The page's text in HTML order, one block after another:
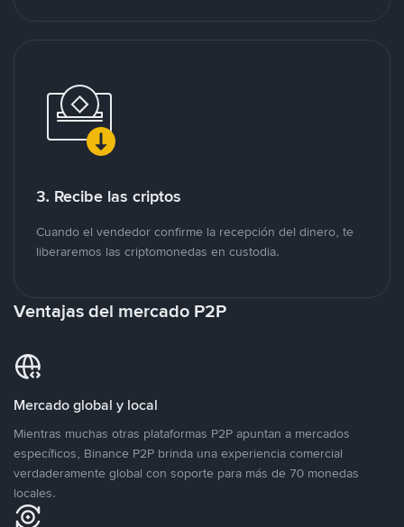
3. Recibe las criptos
Cuando el vendedor confirme la recepción del dinero, te
liberaremos las criptomonedas en custodia.
Ventajas del mercado P2P
Mercado global y local
Mientras muchas otras plataformas P2P apuntan a mercados
específicos, Binance P2P brinda una experiencia comercial
verdaderamente global con soporte para más de 70 monedas
locales.